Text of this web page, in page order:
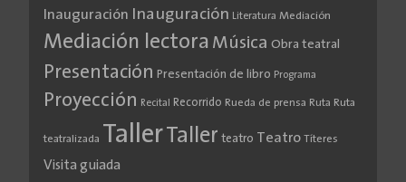
Inauguración Inauguración Literatura Mediación
Mediación lectora Música Obra teatral
Presentación Presentación de libro Programa
Proyección Recital Recorrido Rueda de prensa Ruta Ruta
teatralizada Taller Taller teatro Teatro Títeres
Visita guiada